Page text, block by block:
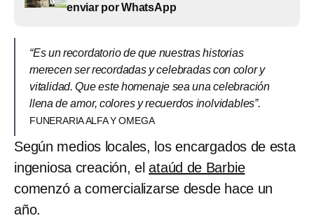
enviar por WhatsApp
“Es un recordatorio de que nuestras historias
merecen ser recordadas y celebradas con color y
vitalidad. Que este homenaje sea una celebración
llena de amor, colores y recuerdos inolvidables”.
FUNERARIA ALFA Y OMEGA
Según medios locales, los encargados de esta
ingeniosa creación, elataúd de Barbie
comenzó a comercializarse desde hace un
año.